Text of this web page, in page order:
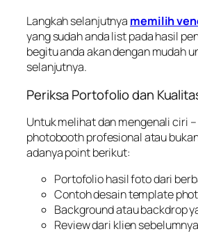
Langkah selanjutnya memilih
yang sudah anda list pada hasil
begitu anda akan dengan mudah
selanjutnya.
Periksa Portofolio dan
Untuk melihat dan mengenali ciri
photobooth profesional atau
adanya point berikut:
Portofolio hasil foto dari
Contoh desain template
Background atau backdrop
Review dari klien sebelumnya